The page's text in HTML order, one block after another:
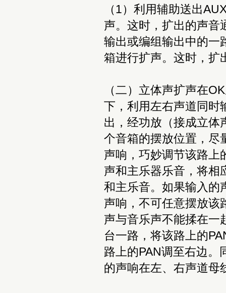
（1）利用辅助送出
声。这时，扩出的声音
输出或编组输出中的一
箱进行扩声。这时，扩
（二）立体声扩声在
下，利用左右声道同时
出，经功放（接成立体
个音箱的摆放位置，尽
声响，巧妙调节该路上
声和主乐器乐音，将相
和主乐音。如果输入的
声响，不可任意摆放该
声与音乐声不能揉在一
台一路，将该路上的
路上的PAN调至右边。
的声响在左、右声道母